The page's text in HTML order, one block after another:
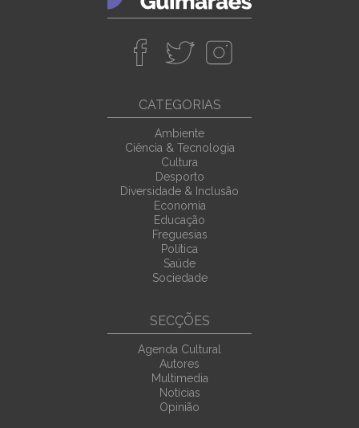
CATEGORIAS
Ambiente
Ciência & Tecnologia
Cultura
Desporto
Diversidade & Inclusão
Economia
Educação
Freguesias
Política
Saúde
Sociedade
SECÇÕES
Agenda Cultural
Autores
Multimedia
Noticias
Opinião